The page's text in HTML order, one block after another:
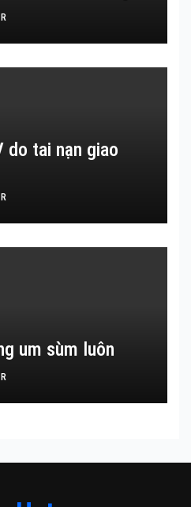
do tai nạn giao
um sùm luôn